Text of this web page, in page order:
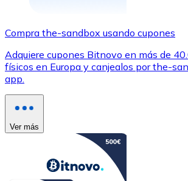
Compra the-sandbox usando cupones
Adquiere cupones Bitnovo en más de
físicos en Europa y canjealos por the-
app.
Ver más